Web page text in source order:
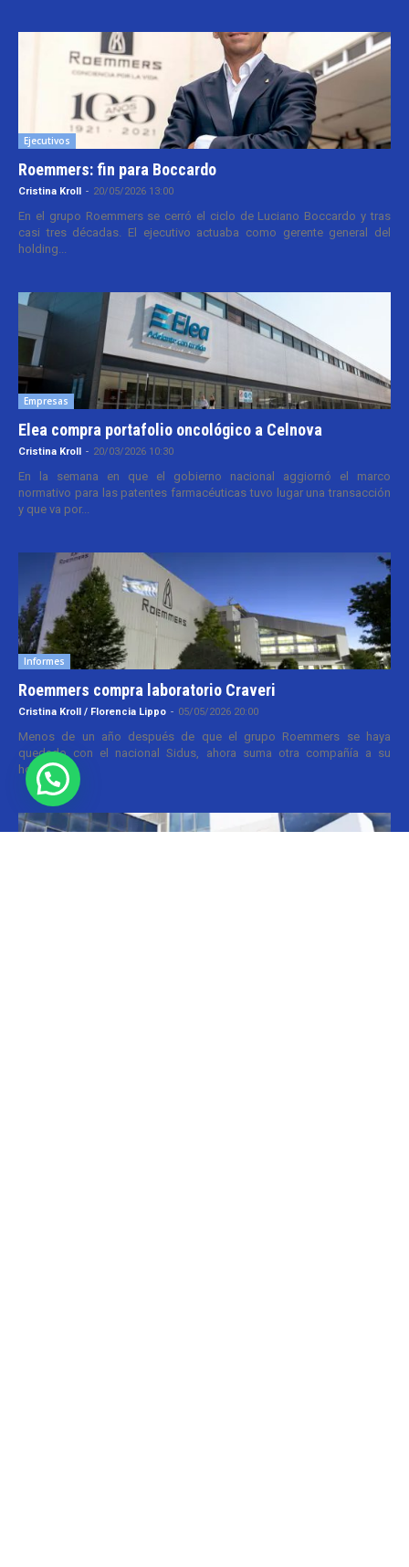
Ejecutivos
Roemmers: fin para Boccardo
Cristina Kroll - 20/05/2026 13:00
En el grupo Roemmers se cerró el ciclo de Luciano Boccardo y tras
casi tres décadas. El ejecutivo actuaba como gerente general del
holding...
Empresas
Elea compra portafolio oncológico a Celnova
Cristina Kroll - 20/03/2026 10:30
En la semana en que el gobierno nacional aggiornó el marco
normativo para las patentes farmacéuticas tuvo lugar una transacción
y que va por...
Informes
Roemmers compra laboratorio Craveri
Cristina Kroll / Florencia Lippo - 05/05/2026 20:00
Menos de un año después de que el grupo Roemmers se haya
quedado con el nacional Sidus, ahora suma otra compañía a su
holding....